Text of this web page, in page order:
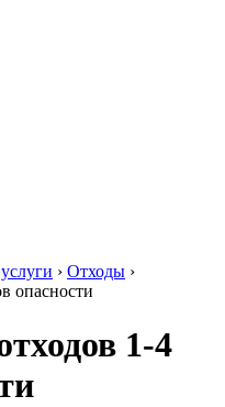
› Отходы ›
опасности
1-4